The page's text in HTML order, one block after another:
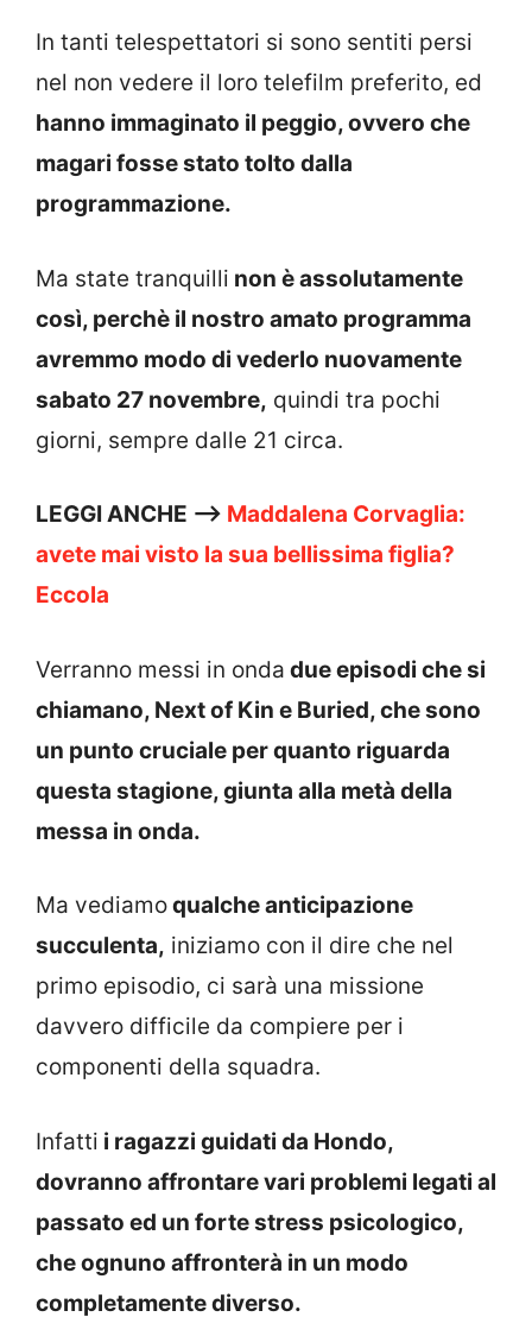
In tanti telespettatori si sono sentiti persi
nel non vedere il loro telefilm preferito, ed
hanno immaginato il peggio, ovvero che
magari fosse stato tolto dalla
programmazione.
Ma state tranquilli non è assolutamente
così, perchè il nostro amato programma
avremmo modo di vederlo nuovamente
sabato 27 novembre, quindi tra pochi
giorni, sempre dalle 21 circa.
LEGGI ANCHE —> Maddalena Corvaglia:
avete mai visto la sua bellissima figlia?
Eccola
Verranno messi in onda due episodi che si
chiamano, Next of Kin e Buried, che sono
un punto cruciale per quanto riguarda
questa stagione, giunta alla metà della
messa in onda.
Ma vediamoqualche anticipazione
succulenta, iniziamo con il dire che nel
primo episodio, ci sarà una missione
davvero difficile da compiere per i
componenti della squadra.
Infatti i ragazzi guidati da Hondo,
dovranno affrontare vari problemi legati al
passato ed un forte stress psicologico,
che ognuno affronterà in un modo
completamente diverso.